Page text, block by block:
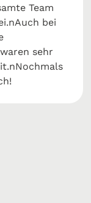
Team
bei
sehr